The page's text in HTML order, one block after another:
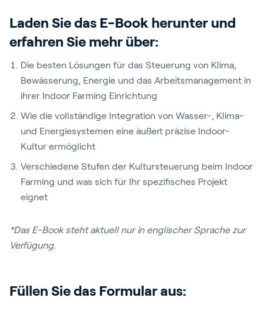
Service und Support
Partners
Academy
Anmelden
Deutsch
Laden Sie das E-Book herunter und
erfahren Sie mehr über:
Die besten Lösungen für das Steuerung von Klima,
Bewässerung, Energie und das Arbeitsmanagement in
ihrer Indoor Farming Einrichtung
Wie die vollständige Integration von Wasser-, Klima-
und Energiesystemen eine äußert präzise Indoor-
Kultur ermöglicht
Verschiedene Stufen der Kultursteuerung beim Indoor
Farming und was sich für Ihr spezifisches Projekt
eignet
*Das E-Book steht aktuell nur in englischer Sprache zur
Verfügung.
Füllen Sie das Formular aus: